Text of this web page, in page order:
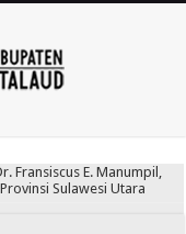
Fransiscus E. Manumpil,
Sulawesi Utara